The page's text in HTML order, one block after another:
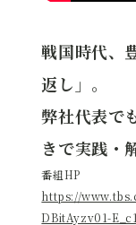
戦国時代、
返し」。
弊社代表で
きで実践・
番組HP
https://
DBitAyzv01-